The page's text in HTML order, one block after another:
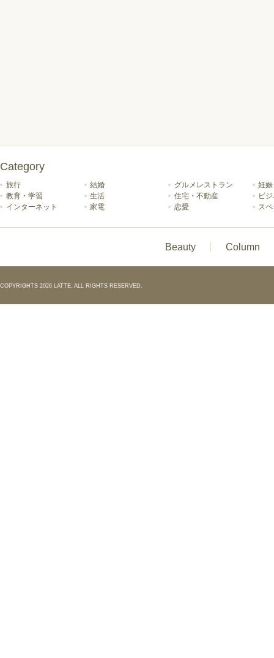
Category
旅行 結婚 グルメレストラン
妊
教育・学習
生活 住宅・不動産
ビ
インターネット
家電 恋愛 ス
Beauty Column
COPYRIGHTS 2026 LATTE. ALL RIGHTS RESERVED.